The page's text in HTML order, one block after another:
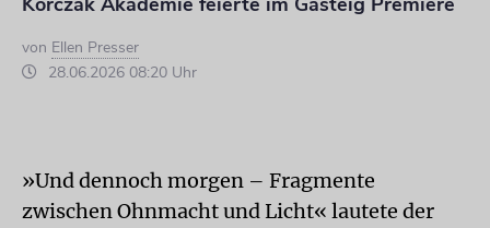
von Ellen Presser
28.06.2026 08:20 Uhr
»Und dennoch morgen – Fragmente
zwischen Ohnmacht und Licht« lautete der